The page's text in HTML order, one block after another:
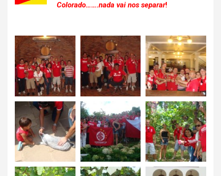
Colorado…….nada vai nos separar!